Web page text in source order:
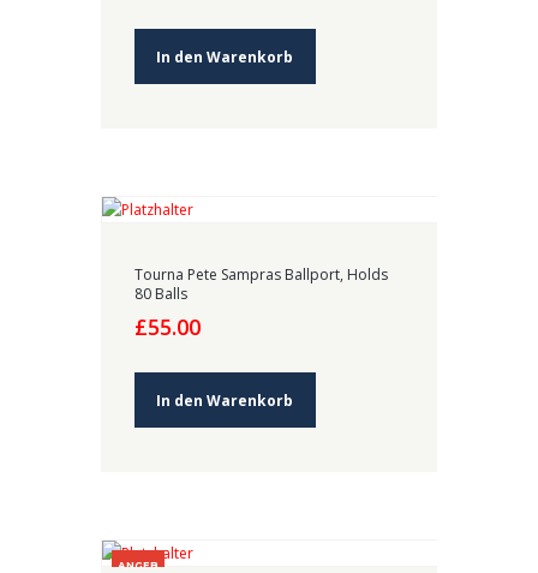
In den Warenkorb
Tourna Pete Sampras Ballport, Holds
80 Balls
£55.00
In den Warenkorb
ANGEB